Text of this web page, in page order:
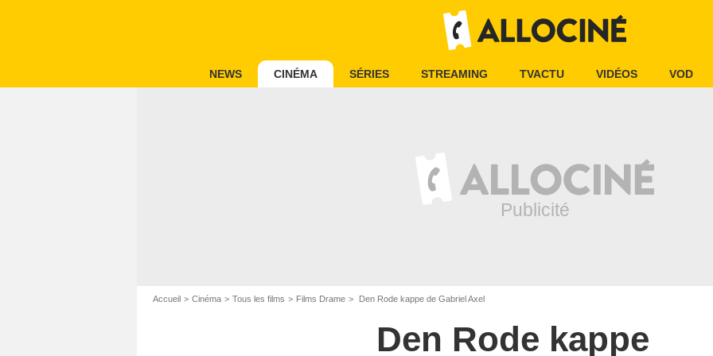
NEWS CINÉMA SÉRIES STREAMING TVACTU VIDÉOS VOD
Accueil Cinéma Tous les films Films Drame Den Rode kappe de Gabriel Axel
Den Rode kappe